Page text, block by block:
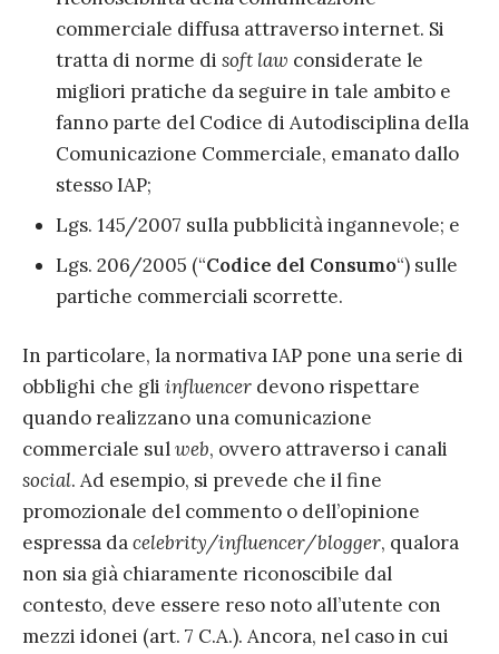
commerciale diffusa attraverso internet. Si
tratta di norme di soft law considerate le
migliori pratiche da seguire in tale ambito e
fanno parte del Codice di Autodisciplina della
Comunicazione Commerciale, emanato dallo
stesso IAP;
Lgs. 145/2007 sulla pubblicità ingannevole; e
Lgs. 206/2005 (“Codice del Consumo“) sulle
partiche commerciali scorrette.
In particolare, la normativa IAP pone una serie di
obblighi che gli influencer devono rispettare
quando realizzano una comunicazione
commerciale sulweb, ovvero attraverso i canali
social. Ad esempio, si prevede che il fine
promozionale del commento o dell’opinione
espressa dacelebrity/influencer/blogger, qualora
non sia già chiaramente riconoscibile dal
contesto, deve essere reso noto all’utente con
mezzi idonei (art. 7 C.A.). Ancora, nel caso in cui